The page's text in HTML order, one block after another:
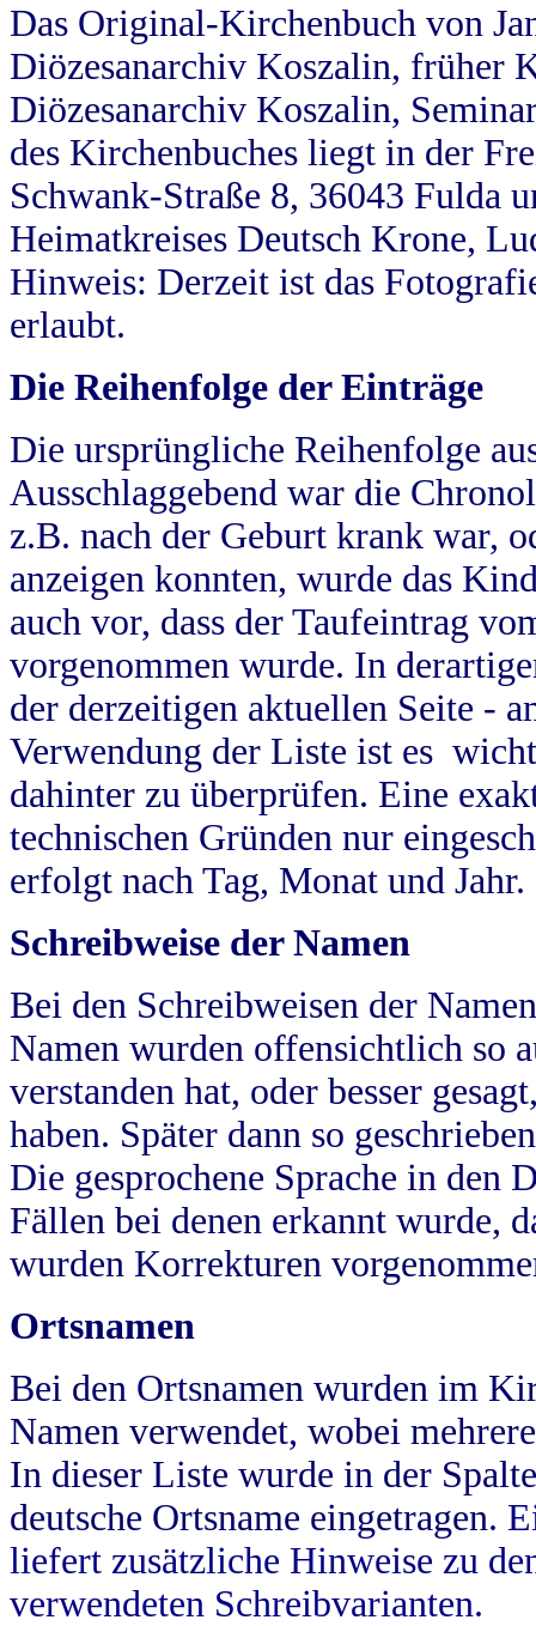
Das Original-Kirchenbuch von
Diözesanarchiv Koszalin, früher
Diözesanarchiv Koszalin,
des Kirchenbuches liegt in der
Schwank-Straße 8, 36043 Fulda
Heimatkreises Deutsch Krone,
Hinweis: Derzeit ist das
erlaubt.
Die Reihenfolge der Einträge
Die ursprüngliche Reihenfolge
Ausschlaggebend war die
z.B. nach der Geburt krank war,
anzeigen konnten, wurde das
auch vor, dass der Taufeintrag
vorgenommen wurde. In
der derzeitigen aktuellen Seite -
Verwendung der Liste ist es
dahinter zu überprüfen. Eine
technischen Gründen nur
erfolgt nach Tag, Monat und Jahr.
Schreibweise der Namen
Bei den Schreibweisen der
Namen wurden offensichtlich so
verstanden hat, oder besser
haben. Später dann so
Die gesprochene Sprache in
Fällen bei denen erkannt wurde,
wurden Korrekturen
Ortsnamen
Bei den Ortsnamen wurden im
Namen verwendet, wobei
In dieser Liste wurde in der
deutsche Ortsname eingetragen.
liefert zusätzliche Hinweise zu
verwendeten Schreibvarianten.